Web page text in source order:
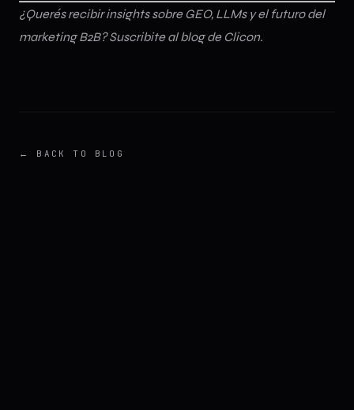
¿Querés recibir insights sobre GEO, LLMs y el futuro del
marketing B2B? Suscribite al blog de Clicon.
← BACK TO BLOG